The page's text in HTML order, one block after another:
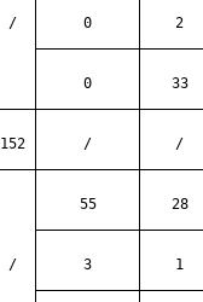
/ 0 2
0 33
152 / /
/
55 28
3 1